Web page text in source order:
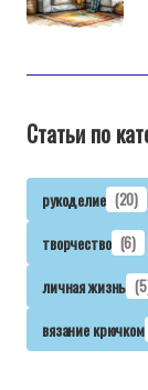
Статьи по
рукоделие (20)
творчество (6)
личная жизнь
вязание крючком